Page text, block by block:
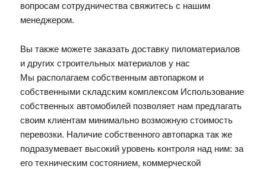
вопросам сотрудничества свяжитесь с нашим
менеджером.
Вы также можете заказать доставку пиломатериалов
и других строительных материалов у нас
Мы располагаем собственным автопарком и
собственными складским комплексом Использование
собственных автомобилей позволяет нам предлагать
своим клиентам минимально возможную стоимость
перевозки. Наличие собственного автопарка так же
подразумевает высокий уровень контроля над ним: за
его техническим состоянием, коммерческой